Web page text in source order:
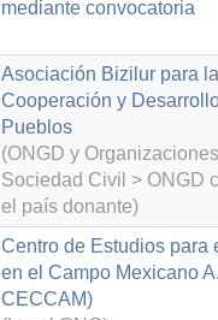
mediante convocatoria
Asociación Bizilur para la
Cooperación y
Pueblos
(ONGD y
Sociedad Civil > ONGD
el país donante)
Centro de Estudios para
en el Campo Mexicano
CECCAM)